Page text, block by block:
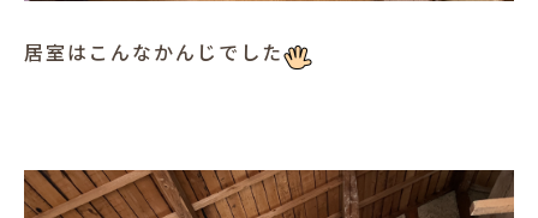
居室はこんなかんじでした